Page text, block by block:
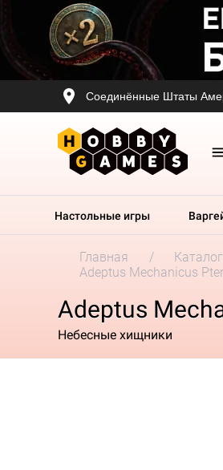
Соединённые Штаты
Настольные игры
Главная Каталог
Adeptus Mechanicus
Adeptus
Небесные хищники